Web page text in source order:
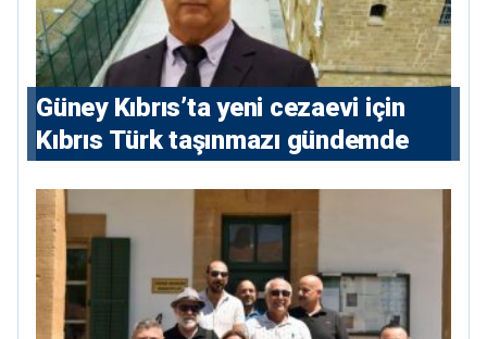
Güney Kıbrıs’ta yeni cezaevi için
Kıbrıs Türk taşınmazı gündemde